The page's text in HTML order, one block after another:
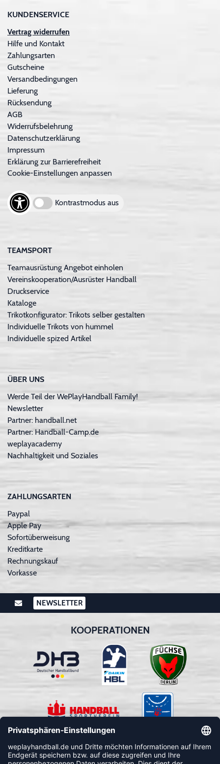
KUNDENSERVICE
Vertrag widerrufen
Hilfe und Kontakt
Zahlungsarten
Gutscheine
Versandbedingungen
Lieferung
Rücksendung
AGB
Widerrufsbelehrung
Datenschutzerklärung
Impressum
Erklärung zur Barrierefreiheit
Cookie-Einstellungen anpassen
Kontrastmodus aus
TEAMSPORT
Teamausrüstung Angebot einholen
Vereinskooperation/Ausrüster Handball
Druckservice
Kataloge
Trikotkonfigurator: Trikots selber gestalten
Individuelle Trikots von hummel
Individuelle spized Artikel
ÜBER UNS
Werde Teil der WePlayHandball Family!
Newsletter
Partner: handball.net
Partner: Handball-Camp.de
weplayacademy
Nachhaltigkeit und Soziales
ZAHLUNGSARTEN
Paypal
Apple Pay
Sofortüberweisung
Kreditkarte
Rechnungskauf
Vorkasse
NEWSLETTER
KOOPERATIONEN
FOLLOW US